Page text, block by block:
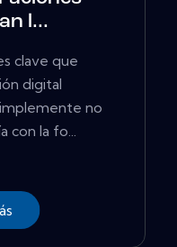
l...
clave que
digital
no
la fo...